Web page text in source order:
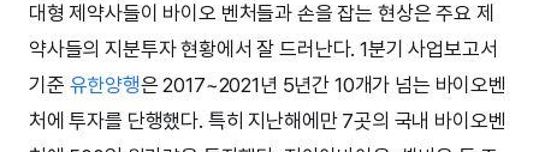
대형 제약사들이 바이오 벤처들과 손을 잡는 현상은 주요 제
약사들의 지분투자 현황에서 잘 드러난다. 1분기 사업보고서
기준 유한양행은 2017~2021년 5년간 10개가 넘는 바이오벤
처에 투자를 단행했다. 특히 지난해에만 7곳의 국내 바이오벤